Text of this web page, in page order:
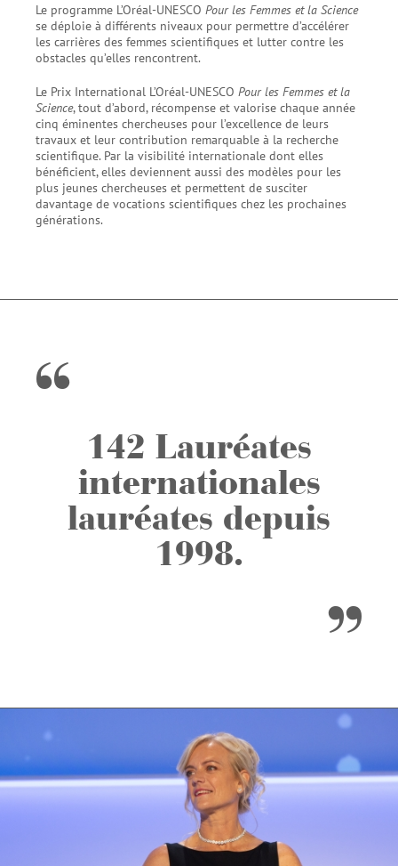
Le programme L’Oréal-UNESCO Pour les Femmes et la Science
se déploie à différents niveaux pour permettre d’accélérer
les carrières des femmes scientifiques et lutter contre les
obstacles qu’elles rencontrent.
Le Prix International L’Oréal-UNESCO Pour les Femmes et la
Science, tout d’abord, récompense et valorise chaque année
cinq éminentes chercheuses pour l’excellence de leurs
travaux et leur contribution remarquable à la recherche
scientifique. Par la visibilité internationale dont elles
bénéficient, elles deviennent aussi des modèles pour les
plus jeunes chercheuses et permettent de susciter
davantage de vocations scientifiques chez les prochaines
générations.
142 Lauréates
internationales
lauréates depuis
1998.